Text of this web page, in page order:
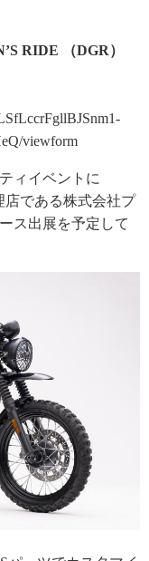
RIDE （DGR）
viewform
ィイベントに
店である株式会社プ
ス出展を予定して